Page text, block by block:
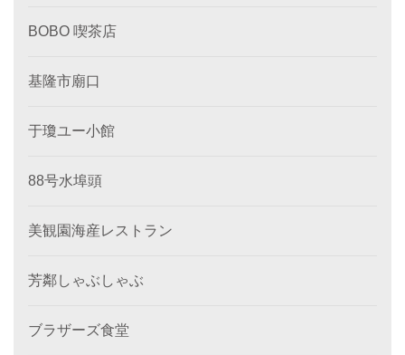
BOBO 喫茶店
基隆市廟口
于瓊ユー小館
88号水埠頭
美観園海産レストラン
芳鄰しゃぶしゃぶ
ブラザーズ食堂